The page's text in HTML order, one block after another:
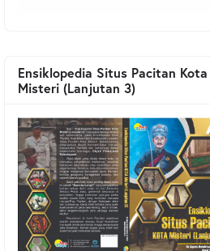
Ensiklopedia Situs Pacitan Kota
Misteri (Lanjutan 3)